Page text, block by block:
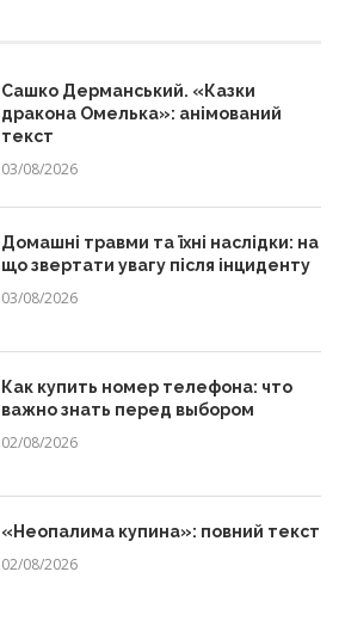
Сашко Дерманський. «Казки
дракона Омелька»: анімований
текст
03/08/2026
Домашні травми та їхні наслідки: на
що звертати увагу після інциденту
03/08/2026
Как купить номер телефона: что
важно знать перед выбором
02/08/2026
«Неопалима купина»: повний текст
02/08/2026